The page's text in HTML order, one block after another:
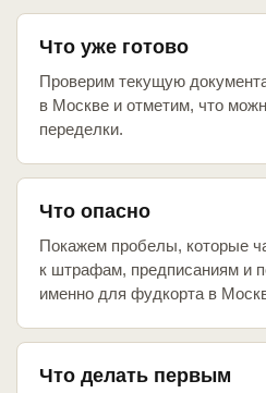
Что уже готово
Проверим текущую
в Москве и отметим, что
переделки.
Что опасно
Покажем пробелы, которые
к штрафам, предписаниям и
именно для фудкорта в
Что делать первым